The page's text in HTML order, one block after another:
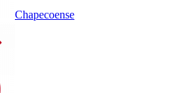
Chapecoense